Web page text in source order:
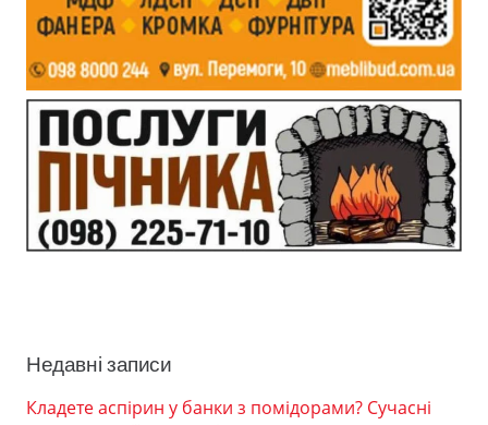
Недавні записи
Кладете аспірин у банки з помідорами? Сучасні